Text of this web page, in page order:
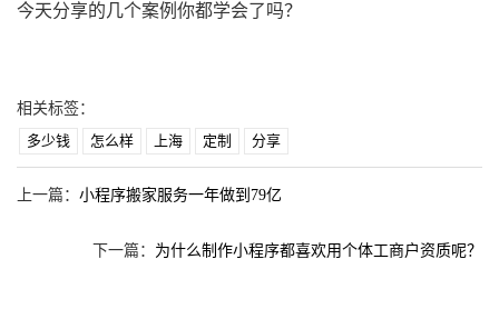
今天分享的几个案例你都学会了吗？
相关标签：
多少钱
怎么样 上海 定制 分享
上一篇： 小程序搬家服务一年做到79亿
下一篇： 为什么制作小程序都喜欢用个体工商户资质呢？